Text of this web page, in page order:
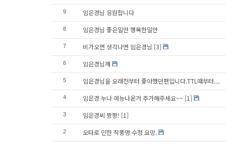
9 임은경님 응원합니다
8 임은경님 좋은일만 행복한일만
7 비가오면 생각나면 임은경님 [3]
6 임은경님께
5 임은경님을 오래전부터 좋아했던팬입니다.TTL때부터....
4 임은경 누나 예능나온거 추가해주세요~~ [1]
3 임은경씨 짱짱! [1]
2 오타로 인한 작풍명 수정 요망.